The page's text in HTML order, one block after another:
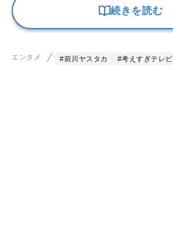
続きを読む
エンタメ #前川ヤスタカ #考えすぎテレビ